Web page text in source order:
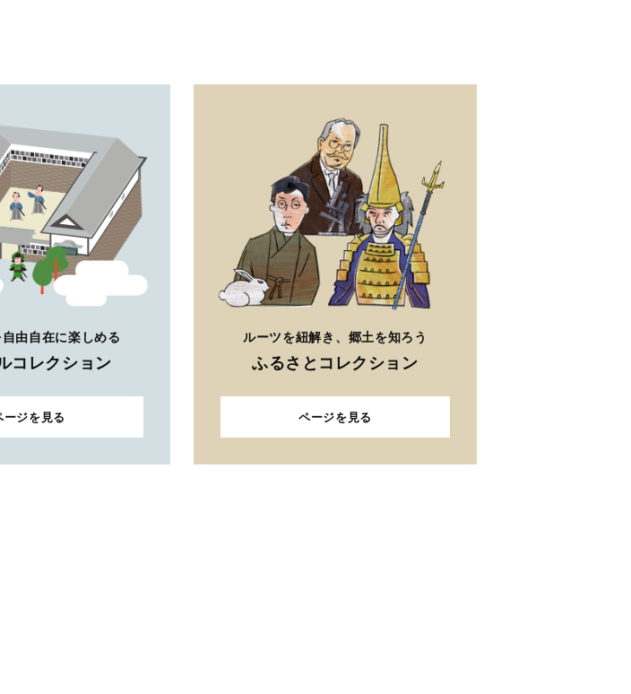
由自在に楽しめる
コレクション
ージを見る
ルーツを紐解き、郷土を知ろう
ふるさとコレクション
ページを見る